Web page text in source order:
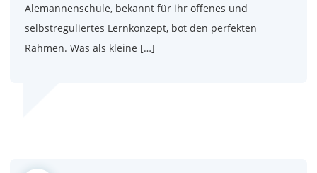
Alemannenschule, bekannt für ihr offenes und
selbstreguliertes Lernkonzept, bot den perfekten
Rahmen. Was als kleine […]